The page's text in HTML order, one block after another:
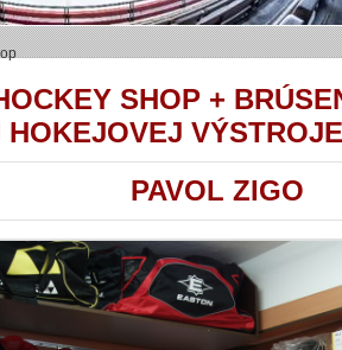
SHOP +
HOKEJOVEJ
PAVOL ZIGO